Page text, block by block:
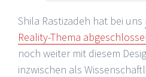
Shila Rastizadeh hat bei uns
Reality-Thema
noch weiter mit diesem
inzwischen als